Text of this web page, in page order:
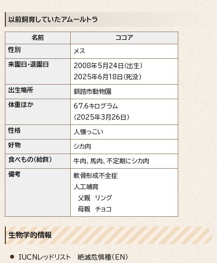
以前飼育していたアムールトラ
名前
ココア
性別
メス
来園日・退園日
2008年5月24日（出生）
2025年6月18日（死没）
出生場所 釧路市動物園
体重ほか
67.6キログラム
（2025年3月26日）
性格 人懐っこい
好物 シカ肉
食べもの（給餌） 牛肉、馬肉、不定期にシカ肉
備考
軟骨形成不全症
人工哺育
父親 リング
母親 チョコ
生物学的情報
IUCNレッドリスト 絶滅危惧種（EN）